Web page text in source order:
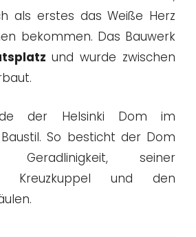
als erstes das Weiße Herz
bekommen. Das Bauwerk
und wurde zwischen
der Helsinki Dom im
Baustil. So besticht der Dom
seiner
Kreuzkuppel und den